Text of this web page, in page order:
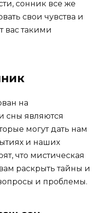
сонник все же
свои чувства и
вас такими
на
сны являются
могут дать нам
и наших
что мистическая
раскрыть тайны и
и проблемы.